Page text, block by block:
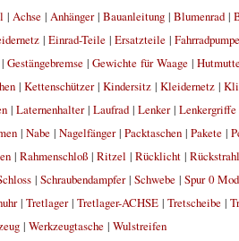
| Achse| Anhänger| Bauanleitung| Blumenrad|
| Einrad-Teile| Ersatzteile| Fahrradpumpe
Gestängebremse| Gewichte für Waage|
| Kettenschützer| Kindersitz| Kleidernetz|
| Laternenhalter| Laufrad| Lenker| Lenkergriffe
| Nabe| Nagelfänger| Packtaschen| Pakete|
| Rahmenschloß| Ritzel | Rücklicht|
| Schraubendampfer| Schwebe| Spur 0
| Tretlager| Tretlager-ACHSE| Tretscheibe|
| Werkzeugtasche| Wulstreifen